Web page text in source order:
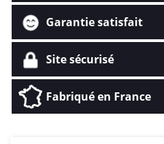
Garantie satisfait
Site sécurisé
Fabriqué en France